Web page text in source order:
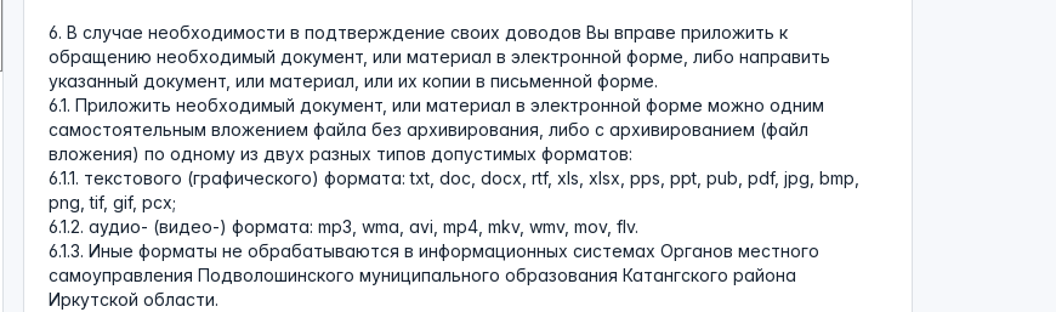
6. В случае необходимости в подтверждение своих доводов Вы вправе приложить к
обращению необходимый документ, или материал в электронной форме, либо направить
указанный документ, или материал, или их копии в письменной форме.
6.1. Приложить необходимый документ, или материал в электронной форме можно одним
самостоятельным вложением файла без архивирования, либо с архивированием (файл
вложения) по одному из двух разных типов допустимых форматов:
6.1.1. текстового (графического) формата: txt, doc, docx, rtf, xls, xlsx, pps, ppt, pub, pdf, jpg, bmp,
png, tif, gif, pcx;
6.1.2. аудио- (видео-) формата: mp3, wma, avi, mp4, mkv, wmv, mov, flv.
6.1.3. Иные форматы не обрабатываются в информационных системах Органов местного
самоуправления Подволошинского муниципального образования Катангского района
Иркутской области.